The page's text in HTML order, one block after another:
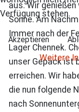
aus. Wir
Sonne. Am
Immer nach der
Lager Chennek.
unser Gepäck ist
erreichen. Wir
die nun folgende
nach
Verfügung stehen.
Akzeptieren
Weitere